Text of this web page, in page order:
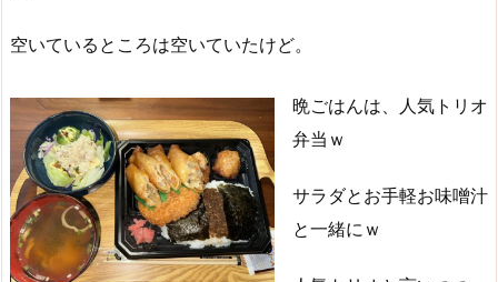
空いているところは空いていたけど。
晩ごはんは、人気トリオ
弁当ｗ
サラダとお手軽お味噌汁
と一緒にｗ